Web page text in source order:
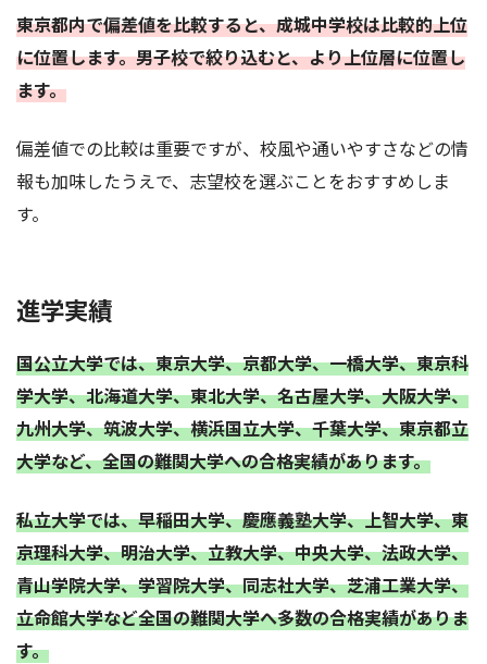
東京都内で偏差値を比較すると、成城中学校は比較的上位
に位置します。男子校で絞り込むと、より上位層に位置し
ます。
偏差値での比較は重要ですが、校風や通いやすさなどの情
報も加味したうえで、志望校を選ぶことをおすすめしま
す。
進学実績
国公立大学では、東京大学、京都大学、一橋大学、東京科
学大学、北海道大学、東北大学、名古屋大学、大阪大学、
九州大学、筑波大学、横浜国立大学、千葉大学、東京都立
大学など、全国の難関大学への合格実績があります。
私立大学では、早稲田大学、慶應義塾大学、上智大学、東
京理科大学、明治大学、立教大学、中央大学、法政大学、
青山学院大学、学習院大学、同志社大学、芝浦工業大学、
立命館大学など全国の難関大学へ多数の合格実績がありま
す。